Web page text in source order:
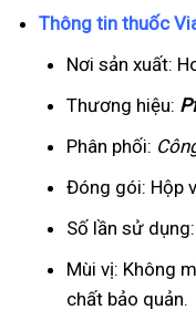
Thông tin thuốc
Nơi sản xuất:
Thương hiệu:
Phân phối:
Đóng gói: Hộp
Số lần sử
Mùi vị: Không
chất bảo quản.